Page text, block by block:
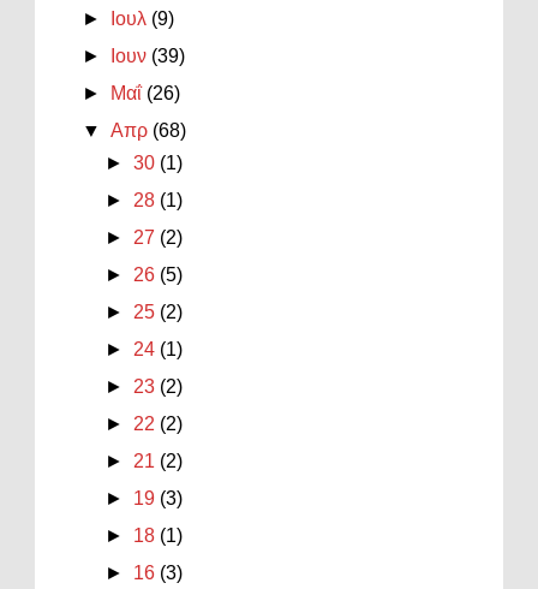
►
Ιουλ (9)
►
Ιουν (39)
►
Μαΐ (26)
▼Απρ (68)
►30 (1)
► 28 (1)
► 27 (2)
► 26 (5)
► 25 (2)
► 24 (1)
► 23 (2)
► 22 (2)
► 21 (2)
► 19 (3)
► 18 (1)
► 16 (3)